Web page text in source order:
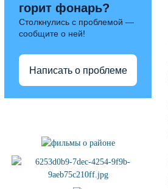
горит фонарь?
Столкнулись с проблемой —
сообщите о ней!
Написать о проблеме